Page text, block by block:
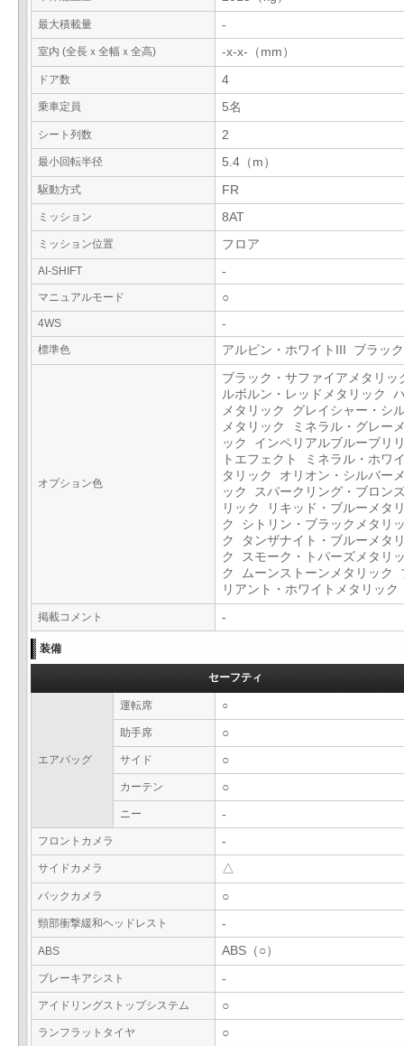
最大積載量 -
室内 (全長ｘ全幅ｘ全高) -x-x-（mm）
ドア数 4
乗車定員 5名
シート列数 2
最小回転半径 5.4（m）
駆動方式 FR
ミッション 8AT
ミッション位置 フロア
AI-SHIFT -
マニュアルモード ○
4WS -
標準色 アルピン・ホワイトIII ブラッ
オプション色
ブラック・サファイアメタリ
ルボルン・レッドメタリック
メタリック グレイシャー・シ
メタリック ミネラル・グレー
ック インペリアルブルーブリ
トエフェクト ミネラル・ホワ
タリック オリオン・シルバー
ック スパークリング・ブロン
リック リキッド・ブルーメタ
ク シトリン・ブラックメタリ
ク タンザナイト・ブルーメタ
ク スモーク・トパーズメタリ
ク ムーンストーンメタリック
リアント・ホワイトメタリッ
掲載コメント -
装備
セーフティ
エアバッグ
運転席 ○
助手席 ○
サイド ○
カーテン ○
ニー -
フロントカメラ -
サイドカメラ △
バックカメラ ○
頸部衝撃緩和ヘッドレスト -
ABS ABS（○）
ブレーキアシスト -
アイドリングストップシステム ○
ランフラットタイヤ ○